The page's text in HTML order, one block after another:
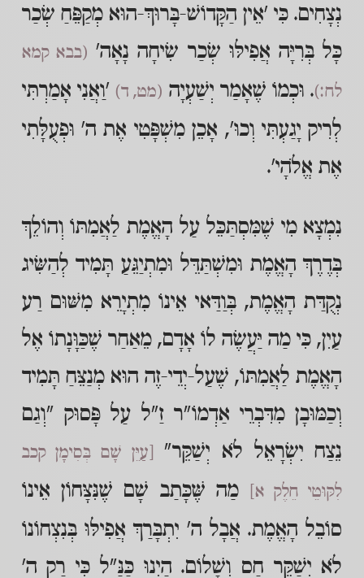
נְצָחִים. כִּי 'אֵין הַקָּדוֹשׁ-בָּרוּךְ-הוּא מְקַפֵּחַ שְׂכַר
כָּל בְּרִיָּה אֲפִילּוּ שְׂכַר שִׂיחָה נָאָה' (בבא קמא
לח:). וּכְמוֹ שֶׁאָמַר יְשַׁעְיָה (מט, ד) 'וַאֲנִי אָמַרְתִּי
לְרִיק יָגַעְתִּי וְכוּ', אָכֵן מִשְׁפָּטִי אֶת ה' וּפְעֻלָּתִי
אֶת אֱלֹהָי'.
נִמְצָא מִי שֶׁמִּסְתַּכֵּל עַל הָאֱמֶת לַאֲמִתּוֹ וְהוֹלֵךְ
בְּדֶרֶךְ הָאֱמֶת וּמִשְׁתַּדֵּל וּמִתְיַגֵּעַ תָּמִיד לְהַשִּׂיג
נְקֻדַּת הָאֱמֶת, בְּוַדַּאי אֵינוֹ מִתְיָרֵא מִשּׁוּם רַע
עַיִן, כִּי מַה יַּעֲשֶׂה לוֹ אָדָם, מֵאַחַר שֶׁכַּוָּנָתוֹ אֶל
הָאֱמֶת לַאֲמִתּוֹ, שֶׁעַל-יְדֵי-זֶה הוּא מְנַצֵּחַ תָּמִיד
וְכַמּוּבָן מִדִּבְרֵי אַדְמוֹ"ר זַ"ל עַל פָּסוּק "וְגַם
נֵצַח יִשְׂרָאֵל לֹא יְשַׁקֵּר"
[עַיֵּן שָׁם בְּסִימָן קכב
לִקּוּטֵי חֵלֶק א]
מַה שֶּׁכָּתַב שָׁם שֶׁנִּצָּחוֹן אֵינוֹ
סוֹבֵל הָאֱמֶת. אֲבָל ה' יִתְבָּרַךְ אֲפִילּוּ בְּנִצְחוֹנוֹ
לֹא יְשַׁקֵּר חַס וְשָׁלוֹם. הַיְנוּ כַּנַּ"ל כִּי רַק ה'